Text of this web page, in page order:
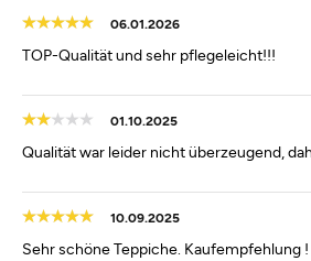
06.01.2026
TOP-Qualität und sehr pflegeleicht!!!
01.10.2025
Qualität war leider nicht überzeugend,
10.09.2025
Sehr schöne Teppiche. Kaufempfehlung !